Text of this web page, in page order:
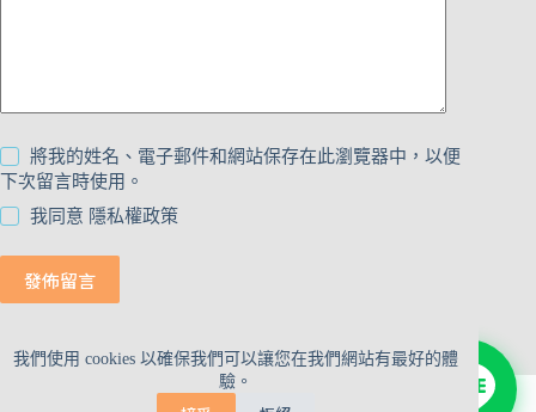
我們使用 cookies 以確保我們可以讓您在我們網站有最好的體
驗。
將我的姓名、電子郵件和網站保存在此瀏覽器中，以便
下次留言時使用。
我同意 隱私權政策
發佈留言